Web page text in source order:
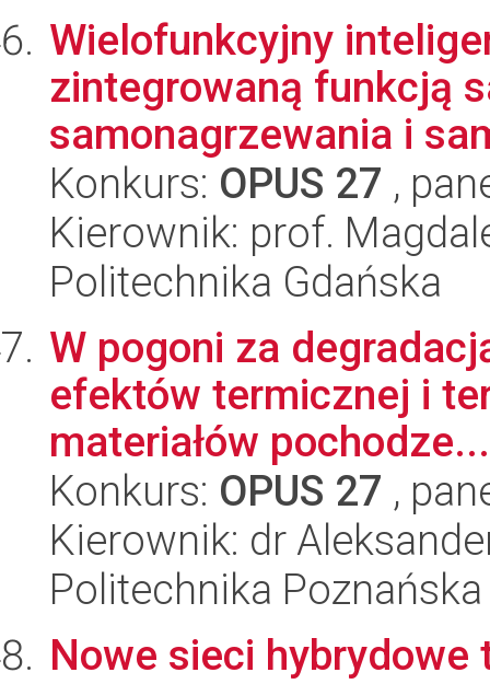
Wielofunkcyjny
zintegrowaną funkcją
samonagrzewania i
Konkurs: OPUS 27 ,
Kierownik: prof.
Politechnika Gdańska
W pogoni za
efektów termicznej i
materiałów pochodze...
Konkurs: OPUS 27 ,
Kierownik: dr
Politechnika Poznańska
Nowe sieci hybrydowe